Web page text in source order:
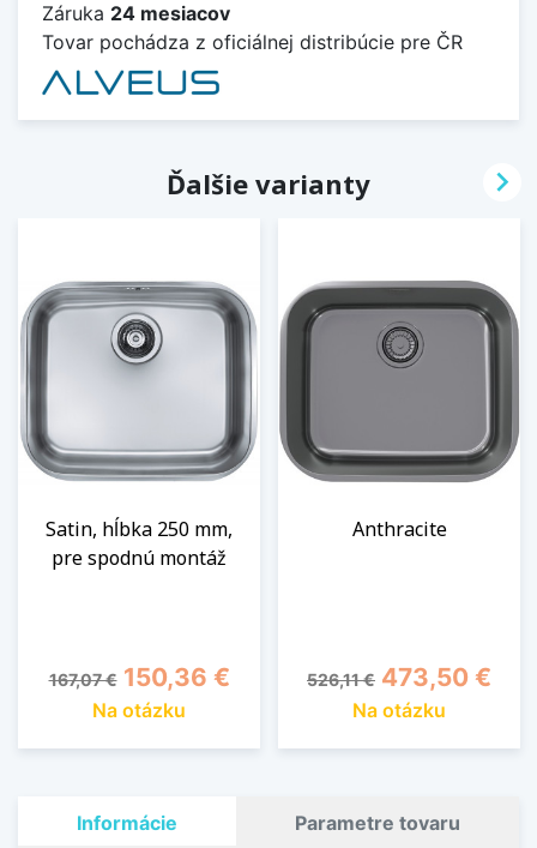
Záruka 24 mesiacov
Tovar pochádza z oficiálnej distribúcie pre ČR
Ďalšie varianty
Satin, hĺbka 250 mm,
pre spodnú montáž
Základná cena
167,07 € Cena
150,36 €
Na otázku
Anthracite
Základná cena
526,11 € Cena
473,50 €
Na otázku

Informácie Parametre tovaru